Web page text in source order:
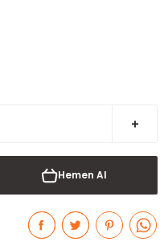
Hemen Al